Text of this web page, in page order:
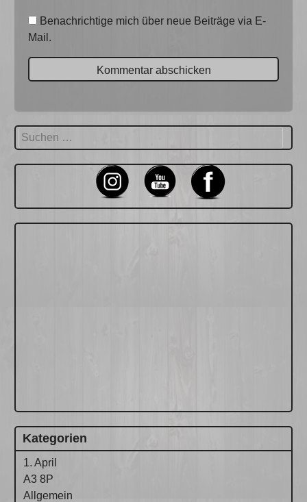
Benachrichtige mich über neue Beiträge via E-
Mail.
Suchen
nach:
Kategorien
1. April
A3 8P
Allgemein